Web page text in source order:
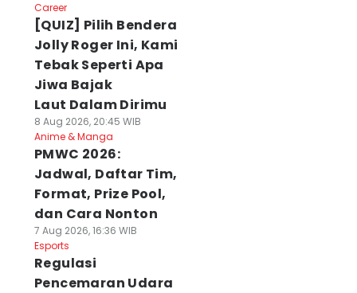
Career
[QUIZ] Pilih Bendera
Jolly Roger Ini, Kami
Tebak Seperti Apa
Jiwa Bajak
Laut Dalam Dirimu
8 Aug 2026, 20:45 WIB
Anime & Manga
PMWC 2026:
Jadwal, Daftar Tim,
Format, Prize Pool,
dan Cara Nonton
7 Aug 2026, 16:36 WIB
Esports
Regulasi
Pencemaran Udara